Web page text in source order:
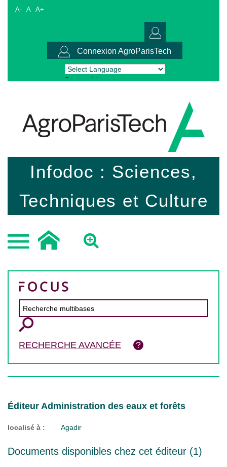
A- A A+
Connexion AgroParisTech
Powered by Translate
Infodoc : Sciences,
Techniques et Culture
RECHERCHE AVANCÉE
Éditeur Administration des eaux et forêts
localisé à : Agadir
Documents disponibles chez cet éditeur (1)